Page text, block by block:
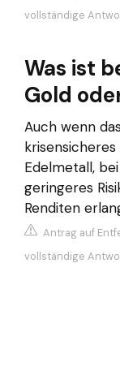
vollständige
Was ist
Gold
Auch wenn
Edelmetall,
geringeres
Renditen
Antrag auf
vollständige